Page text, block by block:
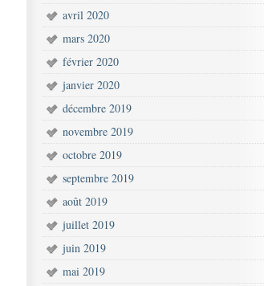
avril 2020
mars 2020
février 2020
janvier 2020
décembre 2019
novembre 2019
octobre 2019
septembre 2019
août 2019
juillet 2019
juin 2019
mai 2019